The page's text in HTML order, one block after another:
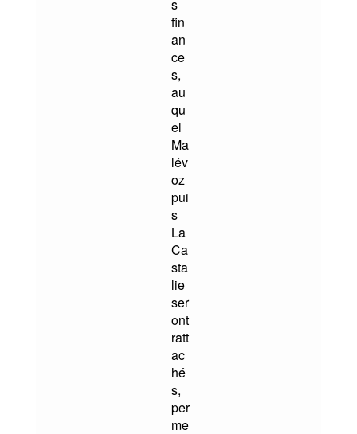
s
fin
an
ce
s,
au
qu
el
Ma
lév
oz
pui
s
La
Ca
sta
lie
ser
ont
ratt
ac
hé
s,
per
me